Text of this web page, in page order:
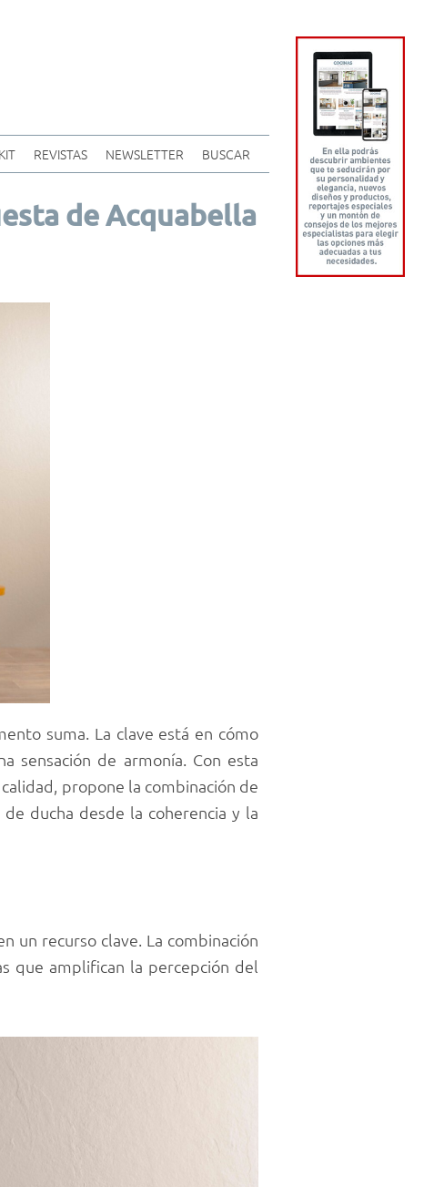
REVISTAS NEWSLETTER BUSCAR
de Acquabella
suma. La clave está en cómo
sensación de armonía. Con esta
propone la combinación de
ducha desde la coherencia y la
un recurso clave. La combinación
que amplifican la percepción del